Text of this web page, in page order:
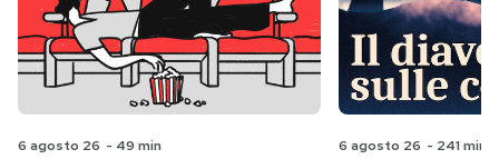
6 agosto 26 - 49 min 6 agosto 26 - 241 min